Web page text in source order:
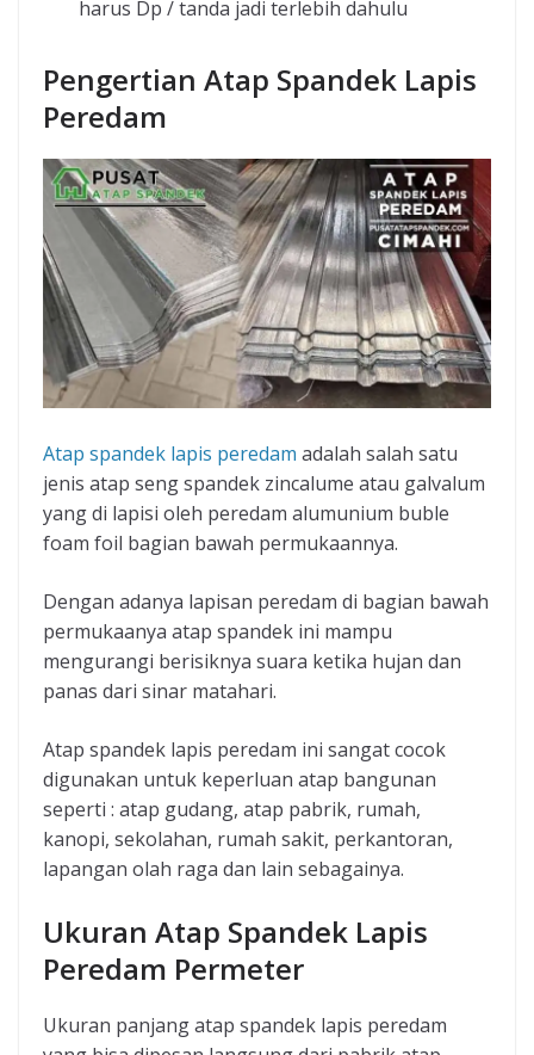
harus Dp / tanda jadi terlebih dahulu
Pengertian Atap Spandek Lapis
Peredam
Atap spandek lapis peredam adalah salah satu
jenis atap seng spandek zincalume atau galvalum
yang di lapisi oleh peredam alumunium buble
foam foil bagian bawah permukaannya.
Dengan adanya lapisan peredam di bagian bawah
permukaanya atap spandek ini mampu
mengurangi berisiknya suara ketika hujan dan
panas dari sinar matahari.
Atap spandek lapis peredam ini sangat cocok
digunakan untuk keperluan atap bangunan
seperti : atap gudang, atap pabrik, rumah,
kanopi, sekolahan, rumah sakit, perkantoran,
lapangan olah raga dan lain sebagainya.
Ukuran Atap Spandek Lapis
Peredam Permeter
Ukuran panjang atap spandek lapis peredam